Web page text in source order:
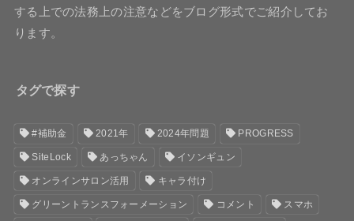
する上での法務上の注意などをブログ形式でご紹介してお
ります。
タグで探す
#補助金 2021年 2024年問題 PROGRESS
SiteLock あっちゃん イソンギュン
オンラインサロン活用 キャラ付け
グリーントランスフォーメーション コメント スマホ